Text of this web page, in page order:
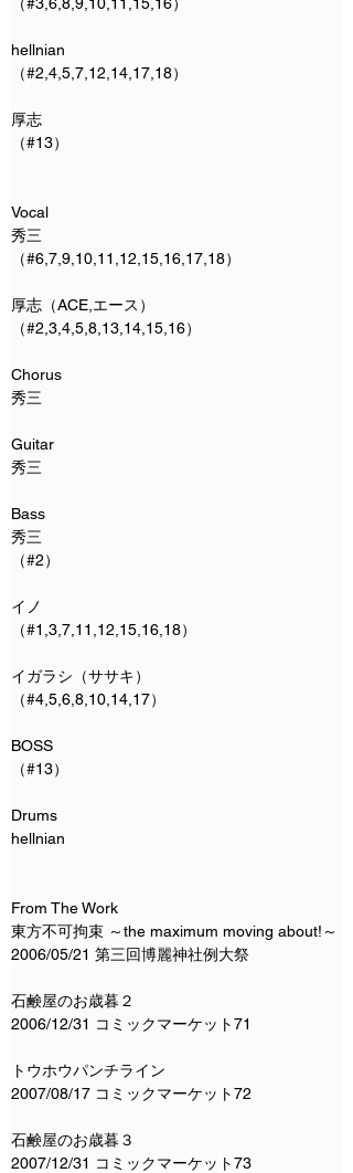
hellnian
（#2,4,5,7,12,14,17,18）
厚志
（#13）
Vocal
秀三
（#6,7,9,10,11,12,15,16,17,18）
厚志（ACE,エース）
（#2,3,4,5,8,13,14,15,16）
Chorus
秀三
Guitar
秀三
Bass
秀三
（#2）
イノ
（#1,3,7,11,12,15,16,18）
イガラシ（ササキ）
（#4,5,6,8,10,14,17）
BOSS
（#13）
Drums
hellnian
From The Work
東方不可拘束 ～the maximum moving about!～
2006/05/21 第三回博麗神社例大祭
石鹸屋のお歳暮２
2006/12/31 コミックマーケット71
トウホウパンチライン
2007/08/17 コミックマーケット72
石鹸屋のお歳暮３
2007/12/31 コミックマーケット73